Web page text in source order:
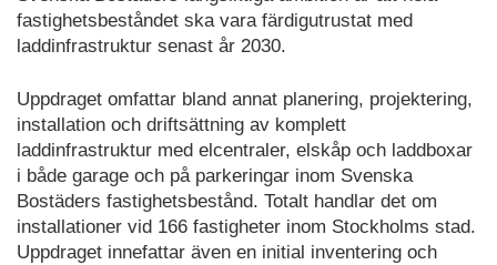
fastighetsbeståndet ska vara färdigutrustat med
laddinfrastruktur senast år 2030.
Uppdraget omfattar bland annat planering, projektering,
installation och driftsättning av komplett
laddinfrastruktur med elcentraler, elskåp och laddboxar
i både garage och på parkeringar inom Svenska
Bostäders fastighetsbestånd. Totalt handlar det om
installationer vid 166 fastigheter inom Stockholms stad.
Uppdraget innefattar även en initial inventering och